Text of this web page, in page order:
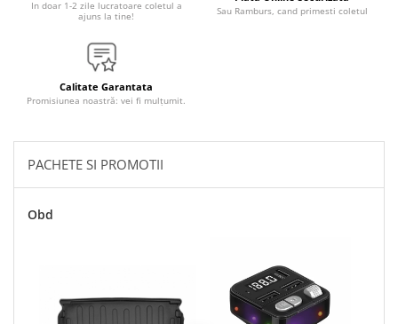
Iluminat Auto
Proiectoare
Becuri Auto
Piese Auto
Piese Caroserie
Amortizoare Capota
Lampi si Proiectoare Camion
In doar 1-2 zile lucratoare coletul a
ajuns la tine!
Sau Ramburs, cand primesti coletul
Calitate Garantata
Promisiunea noastră: vei fi mulțumit.
PACHETE SI PROMOTII
Obd